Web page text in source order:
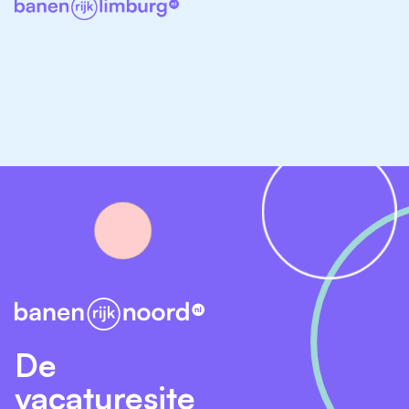
groot deel van de kinderen is geboren vanuit een
Fier is een groeiende organisatie met voldoende
ruimte en mogelijkheden voor ontwikkeling en
opleiding. Een werkomgeving die je uitdaagt om het
beste uit jezelf te halen. Inschaling doen we op basis
van opleiding en ervaring, de functie van
groepsbegeleider is ingedeeld in functiegroep 6 van
de cao Sociaal Werk (min. €2.829,- / max. €4.140,-
bruto per maand). Het dienstverband is in eerste
instantie voor bepaalde tijd voor 24 uur per week
De
vacaturesite